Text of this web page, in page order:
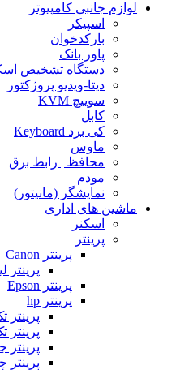
لوازم جانبی کامپیوتر
اسپیکر
بارکدخوان
پاور بانک
دستگاه تشخیص
دیتا-ویدیو پروژکتور
سوییچ KVM
کابل
کی برد Keyboard
ماوس
محافظ | رابط برق
مودم
نمایشگر (مانیتور)
ماشین های اداری
اسکنر
پرینتر
پرینتر Canon
پرینتر Epson
پرینتر hp
پرینتر